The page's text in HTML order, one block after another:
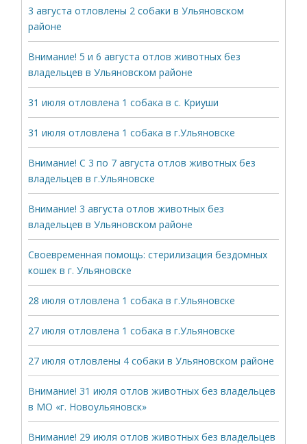
3 августа отловлены 2 собаки в Ульяновском
районе
Внимание! 5 и 6 августа отлов животных без
владельцев в Ульяновском районе
31 июля отловлена 1 собака в с. Криуши
31 июля отловлена 1 собака в г.Ульяновске
Внимание! С 3 по 7 августа отлов животных без
владельцев в г.Ульяновске
Внимание! 3 августа отлов животных без
владельцев в Ульяновском районе
Своевременная помощь: стерилизация бездомных
кошек в г. Ульяновске
28 июля отловлена 1 собака в г.Ульяновске
27 июля отловлена 1 собака в г.Ульяновске
27 июля отловлены 4 собаки в Ульяновском районе
Внимание! 31 июля отлов животных без владельцев
в МО «г. Новоульяновск»
Внимание! 29 июля отлов животных без владельцев